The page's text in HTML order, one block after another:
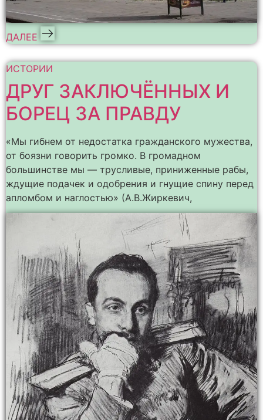
ДАЛЕЕ
ИСТОРИИ
ДРУГ ЗАКЛЮЧЁННЫХ И
БОРЕЦ ЗА ПРАВДУ
«Мы гибнем от недостатка гражданского мужества,
от боязни говорить громко. В громадном
большинстве мы — трусливые, приниженные рабы,
ждущие подачек и одобрения и гнущие спину перед
апломбом и наглостью» (А.В.Жиркевич,